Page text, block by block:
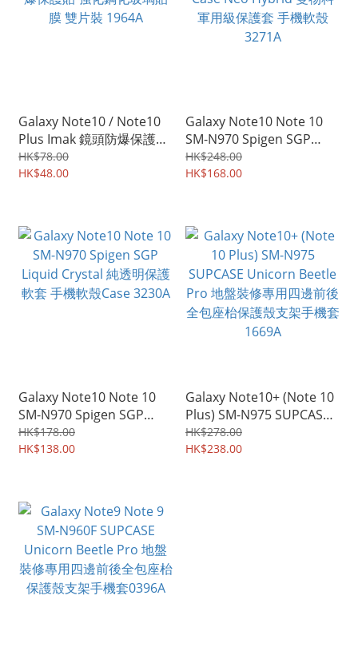
Galaxy Note10 / Note10
Plus Imak 鏡頭防爆保護貼
強化鋼化玻璃貼膜 雙片裝
1964A
HK$78.00
HK$48.00
Galaxy Note10 Note 10
SM-N970 Spigen SGP
Case Neo Hybrid 雙物料
軍用級保護套 手機軟殼
HK$248.00
HK$168.00
Galaxy Note10 Note 10
SM-N970 Spigen SGP
Liquid Crystal 純透明保護
軟套 手機軟殼Case 3230A
HK$178.00
HK$138.00
Galaxy Note10+ (Note 10
Plus) SM-N975 SUPCASE
Unicorn Beetle Pro 地盤
裝修專用四邊前後全包座枱
HK$278.00
HK$238.00